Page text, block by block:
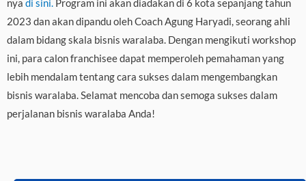
nya di sini. Program ini akan diadakan di 6 kota sepanjang tahun
2023 dan akan dipandu oleh Coach Agung Haryadi, seorang ahli
dalam bidang skala bisnis waralaba. Dengan mengikuti workshop
ini, para calon franchisee dapat memperoleh pemahaman yang
lebih mendalam tentang cara sukses dalam mengembangkan
bisnis waralaba. Selamat mencoba dan semoga sukses dalam
perjalanan bisnis waralaba Anda!